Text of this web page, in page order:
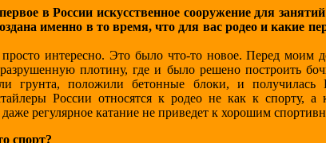
в России искусственное сооружение для
именно в то время, что для вас родео и какие
интересно. Это было что-то новое. Перед моим
плотину, где и было решено построить
грунта, положили бетонные блоки, и получилась
России относятся к родео не как к спорту,
даже регулярное катание не приведет к хорошим
спорт?